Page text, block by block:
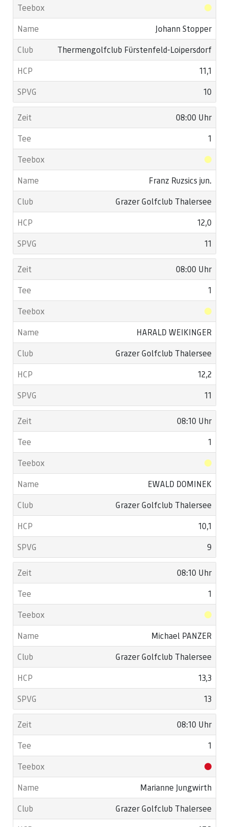
Johann Stopper
Thermengolfclub Fürstenfeld-Loipersdorf
11,1
10
08:00 Uhr
1
Franz Ruzsics jun.
Grazer Golfclub Thalersee
12,0
11
08:00 Uhr
1
HARALD WEIKINGER
Grazer Golfclub Thalersee
12,2
11
08:10 Uhr
1
EWALD DOMINEK
Grazer Golfclub Thalersee
10,1
9
08:10 Uhr
1
Michael PANZER
Grazer Golfclub Thalersee
13,3
13
08:10 Uhr
1
Marianne Jungwirth
Grazer Golfclub Thalersee